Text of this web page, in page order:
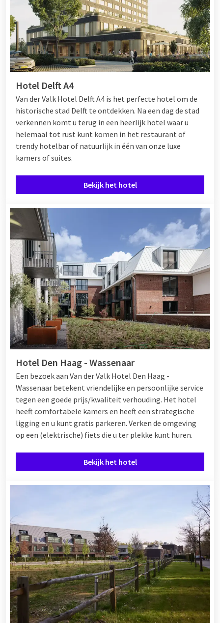
Hotel Delft A4
Van der Valk Hotel Delft A4 is het perfecte hotel om de
historische stad Delft te ontdekken. Na een dag de stad
verkennen komt u terug in een heerlijk hotel waar u
helemaal tot rust kunt komen in het restaurant of
trendy hotelbar of natuurlijk in één van onze luxe
kamers of suites.
Bekijk het hotel
Hotel Den Haag - Wassenaar
Een bezoek aan Van der Valk Hotel Den Haag -
Wassenaar betekent vriendelijke en persoonlijke service
tegen een goede prijs/kwaliteit verhouding. Het hotel
heeft comfortabele kamers en heeft een strategische
ligging en u kunt gratis parkeren. Verken de omgeving
op een (elektrische) fiets die u ter plekke kunt huren.
Bekijk het hotel